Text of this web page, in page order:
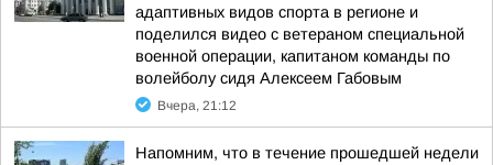
адаптивных видов спорта в регионе и
поделился видео с ветераном специальной
военной операции, капитаном команды по
волейболу сидя Алексеем Габовым
Вчера, 21:12
Напомним, что в течение прошедшей недели